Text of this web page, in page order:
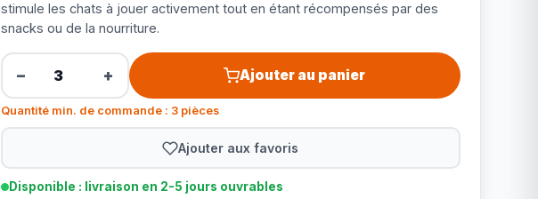
stimule les chats à jouer activement tout en étant récompensés par des
snacks ou de la nourriture.
− + Ajouter au panier
Quantité min. de commande : 3 pièces
Ajouter aux favoris
Disponible : livraison en 2-5 jours ouvrables